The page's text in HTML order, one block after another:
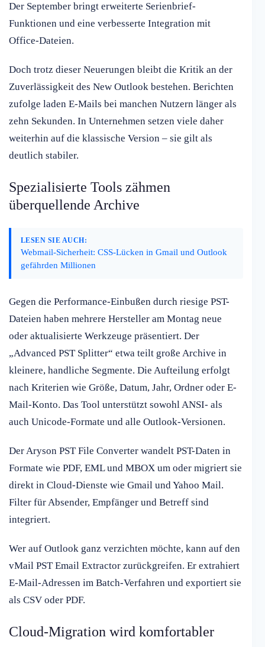
Der September bringt erweiterte Serienbrief-
Funktionen und eine verbesserte Integration mit
Office-Dateien.
Doch trotz dieser Neuerungen bleibt die Kritik an der
Zuverlässigkeit des New Outlook bestehen. Berichten
zufolge laden E-Mails bei manchen Nutzern länger als
zehn Sekunden. In Unternehmen setzen viele daher
weiterhin auf die klassische Version – sie gilt als
deutlich stabiler.
Spezialisierte Tools zähmen
überquellende Archive
LESEN SIE AUCH:
Webmail-Sicherheit: CSS-Lücken in Gmail und Outlook
gefährden Millionen
Gegen die Performance-Einbußen durch riesige PST-
Dateien haben mehrere Hersteller am Montag neue
oder aktualisierte Werkzeuge präsentiert. Der
„Advanced PST Splitter“ etwa teilt große Archive in
kleinere, handliche Segmente. Die Aufteilung erfolgt
nach Kriterien wie Größe, Datum, Jahr, Ordner oder E-
Mail-Konto. Das Tool unterstützt sowohl ANSI- als
auch Unicode-Formate und alle Outlook-Versionen.
Der Aryson PST File Converter wandelt PST-Daten in
Formate wie PDF, EML und MBOX um oder migriert sie
direkt in Cloud-Dienste wie Gmail und Yahoo Mail.
Filter für Absender, Empfänger und Betreff sind
integriert.
Wer auf Outlook ganz verzichten möchte, kann auf den
vMail PST Email Extractor zurückgreifen. Er extrahiert
E-Mail-Adressen im Batch-Verfahren und exportiert sie
als CSV oder PDF.
Cloud-Migration wird komfortabler